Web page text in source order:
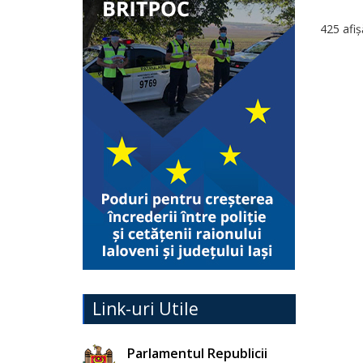
Link-uri Utile
Parlamentul Republicii
425